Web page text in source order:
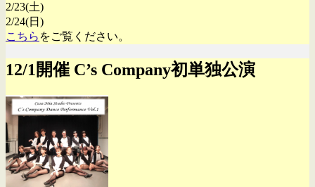
2/23(土)
2/24(日)
こちら をご覧ください。
12/1開催 C’s Company初単独公演